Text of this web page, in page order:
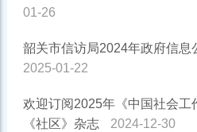
01-26
韶关市信访局2024年政府信息
2025-01-22
欢迎订阅2025年《中国社会工
《社区》杂志
2024-12-30